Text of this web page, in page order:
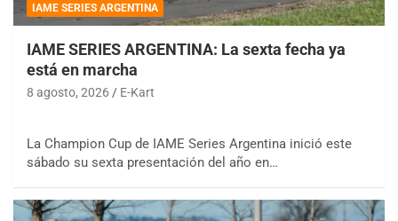
IAME SERIES ARGENTINA
IAME SERIES ARGENTINA: La sexta fecha ya
está en marcha
8 agosto, 2026 E-Kart
La Champion Cup de IAME Series Argentina inició este
sábado su sexta presentación del año en…